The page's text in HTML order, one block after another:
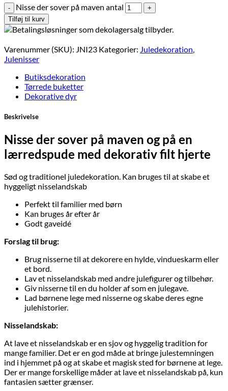
Nisse der sover på maven antal
Tilføj til kurv
Varenummer (SKU): JNI23 Kategorier: Juledekoration,
Julenisser
Butiksdekoration
Tørrede buketter
Dekorative dyr
Beskrivelse
Nisse der sover på maven og på en
lærredspude med dekorativ filt hjerte
Sød og traditionel juledekoration. Kan bruges til at skabe et
hyggeligt nisselandskab
Perfekt til familier med børn
Kan bruges år efter år
Godt gaveidé
Forslag til brug:
Brug nisserne til at dekorere en hylde, vindueskarm eller
et bord.
Lav et nisselandskab med andre julefigurer og tilbehør.
Giv nisserne til en du holder af som en julegave.
Lad børnene lege med nisserne og skabe deres egne
julehistorier.
Nisselandskab:
At lave et nisselandskab er en sjov og hyggelig tradition for
mange familier. Det er en god måde at bringe julestemningen
ind i hjemmet på og at skabe et magisk sted for børnene at lege.
Der er mange forskellige måder at lave et nisselandskab på, kun
fantasien sætter grænser.